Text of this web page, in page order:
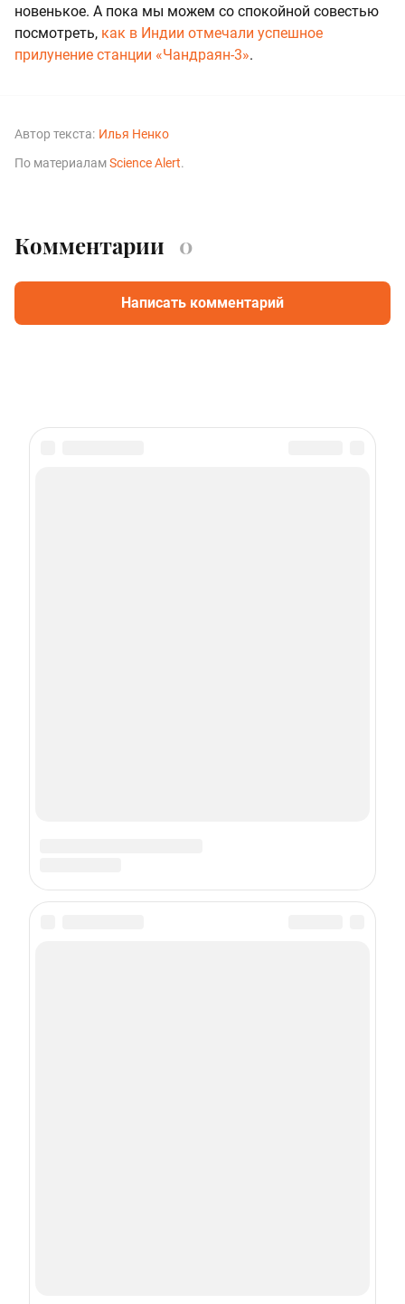
новенькое. А пока мы можем со спокойной совестью
посмотреть, как в Индии отмечали успешное
прилунение станции «Чандраян-3».
Автор текста: Илья Ненко
По материаламScience Alert.
Комментарии 0
Написать комментарий